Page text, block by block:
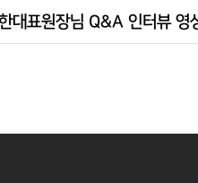
대표원장님 Q&A 인터뷰 영